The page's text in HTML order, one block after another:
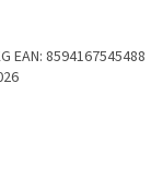
EAN: 8594167545488